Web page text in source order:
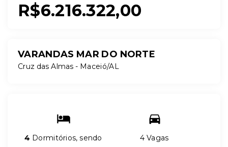
R$6.216.322,00
VARANDAS MAR DO NORTE
Cruz das Almas - Maceió/AL
4 Dormitórios, sendo
4 Vagas